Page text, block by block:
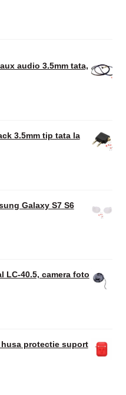
audio 3.5mm tata,
3.5mm tip tata la
Galaxy S7 S6
LC-40.5, camera foto
protectie suport